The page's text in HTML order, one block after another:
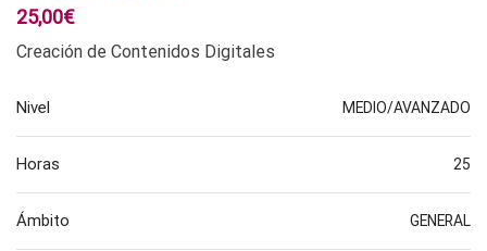
25,00€
Creación de Contenidos Digitales
Nivel MEDIO/AVANZADO
Horas 25
Ámbito GENERAL